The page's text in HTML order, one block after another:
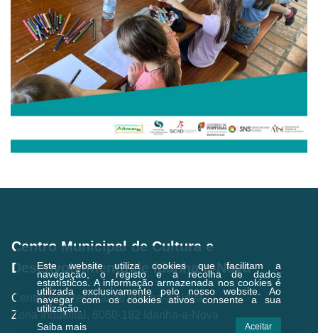
Este website utiliza cookies que facilitam a
navegação, o registo e a recolha de dados
estatísticos.A informação armazenada nos cookies é
utilizada exclusivamente pelo nosso website. Ao
navegar com os cookies ativos consente a sua
utilização.
Saiba mais
Aceitar
Centro Municipal de Cultura e
Desenvolvimento de Idanha-a-Nova
Centro Empresarial de Idanha-a-Nova,
Zona Industrial, 6060-182 Idanha-a-Nova